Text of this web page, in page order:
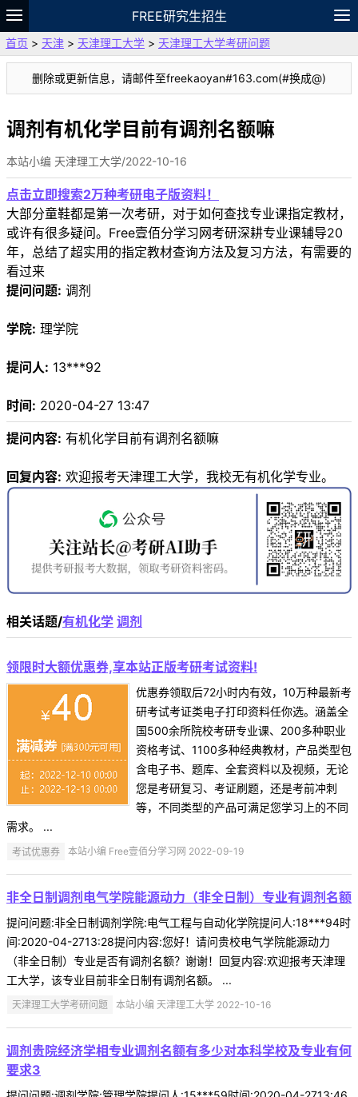
FREE研究生招生
题库
故事 专题 APP 笔记
论坛
VIP
资料
首页 > 天津 > 天津理工大学 > 天津理工大学考研问题
删除或更新信息，请邮件至freekaoyan#163.com(#换成@)
调剂有机化学目前有调剂名额嘛
本站小编 天津理工大学/2022-10-16
点击立即搜索2万种考研电子版资料！
大部分童鞋都是第一次考研，对于如何查找专业课指定教材，
或许有很多疑问。Free壹佰分学习网考研深耕专业课辅导20
年，总结了超实用的指定教材查询方法及复习方法，有需要的
看过来
提问问题: 调剂
学院: 理学院
提问人: 13***92
时间: 2020-04-27 13:47
提问内容: 有机化学目前有调剂名额嘛
回复内容: 欢迎报考天津理工大学，我校无有机化学专业。
相关话题/有机化学 调剂
领限时大额优惠券,享本站正版考研考试资料!
优惠券领取后72小时内有效，10万种最新考
研考试考证类电子打印资料任你选。涵盖全
国500余所院校考研专业课、200多种职业
资格考试、1100多种经典教材，产品类型包
含电子书、题库、全套资料以及视频，无论
您是考研复习、考证刷题，还是考前冲刺
等，不同类型的产品可满足您学习上的不同
需求。 ...
考试优惠券 本站小编 Free壹佰分学习网 2022-09-19
非全日制调剂电气学院能源动力（非全日制）专业有调剂名额
提问问题:非全日制调剂学院:电气工程与自动化学院提问人:18***94时
间:2020-04-2713:28提问内容:您好！请问贵校电气学院能源动力
（非全日制）专业是否有调剂名额？谢谢！回复内容:欢迎报考天津理
工大学，该专业目前非全日制有调剂名额。 ...
天津理工大学考研问题 本站小编 天津理工大学 2022-10-16
调剂贵院经济学相专业调剂名额有多少对本科学校及专业有何
要求3